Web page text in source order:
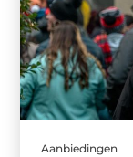
Aanbiedingen